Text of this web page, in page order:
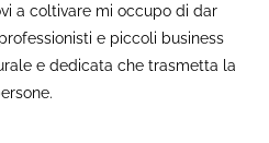
a coltivare mi occupo di dar
e piccoli business
e dedicata che trasmetta la